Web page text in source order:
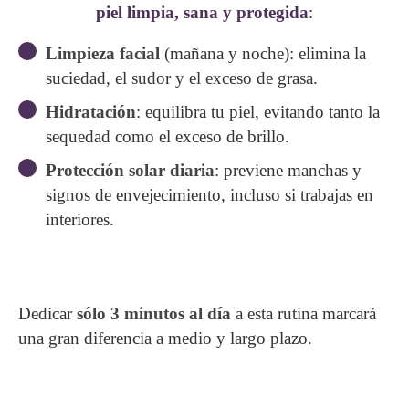
piel limpia, sana y protegida:
Limpieza facial (mañana y noche): elimina la
suciedad, el sudor y el exceso de grasa.
Hidratación: equilibra tu piel, evitando tanto la
sequedad como el exceso de brillo.
Protección solar diaria: previene manchas y
signos de envejecimiento, incluso si trabajas en
interiores.
Dedicarsólo 3 minutos al día a esta rutina marcará
una gran diferencia a medio y largo plazo.